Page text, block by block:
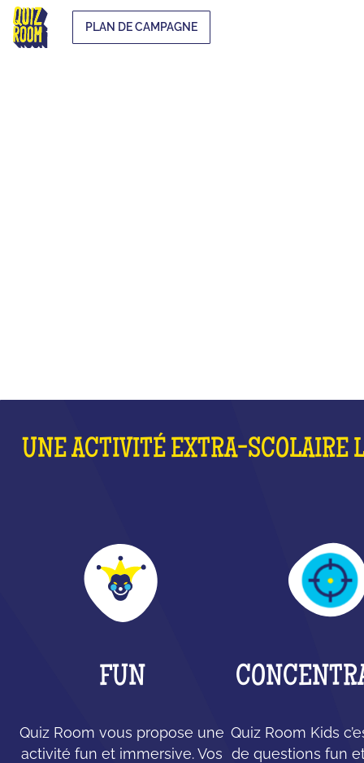
PLAN DE CAMPAGNE
UNE ACTIVITÉ EXTRA-SCOLAIRE
FUN
Quiz Room vous propose une
activité fun et immersive. Vos
Quiz Room Kids
de questions fun